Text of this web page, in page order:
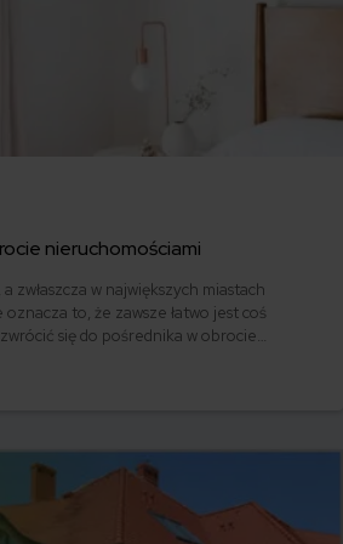
nieruchomościami
zwłaszcza w największych miastach
to, że zawsze łatwo jest coś
nieruchomości?